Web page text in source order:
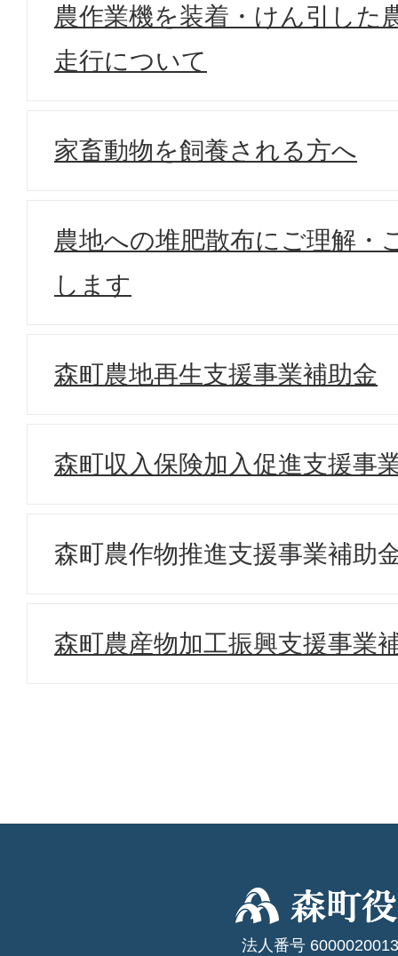
農作業機を装着・けん引した
走行について
家畜動物を飼養される方へ
農地への堆肥散布にご理解・
します
森町農地再生支援事業補助金
森町収入保険加入促進支援事
森町農作物推進支援事業補助
森町農産物加工振興支援事業
法人番号